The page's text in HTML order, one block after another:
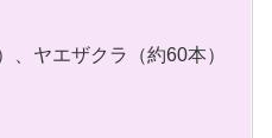
、ヤエザクラ（約60本）